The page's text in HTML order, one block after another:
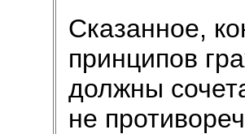
Сказанное,
принципов
должны
не